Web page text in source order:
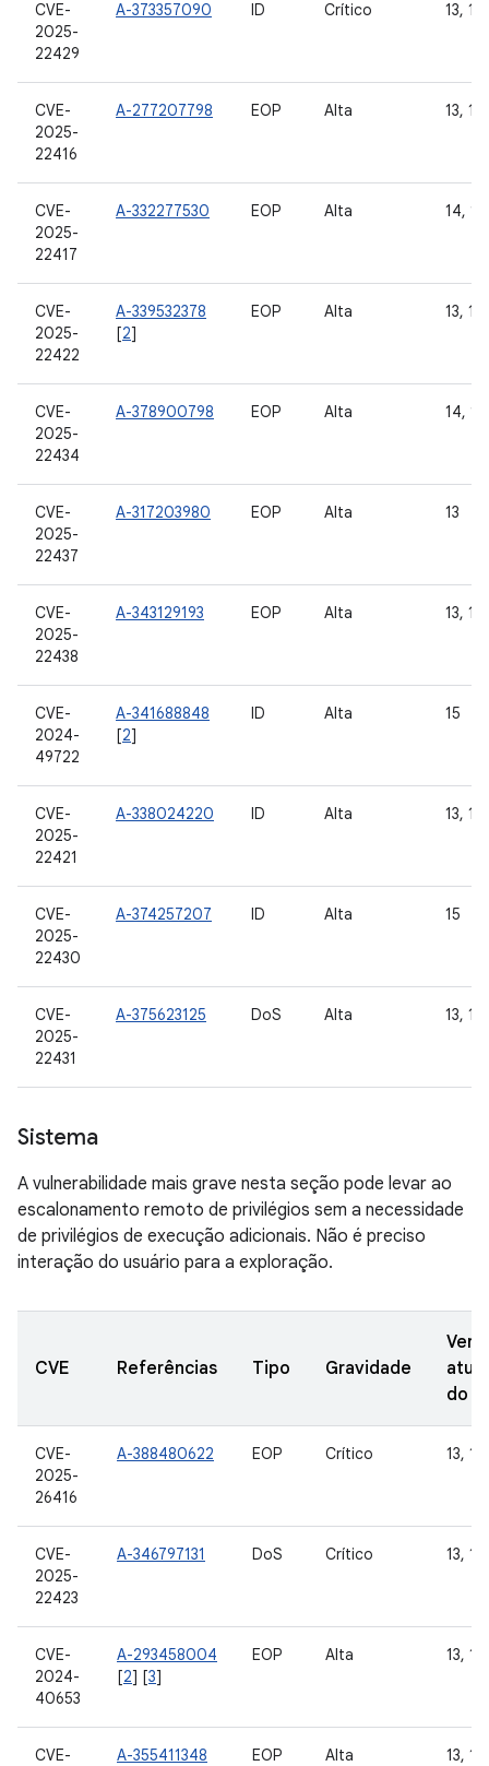
CVE-
2025-
22429
A-373357090 ID Crítico 13,
CVE-
2025-
22416
A-277207798 EOP Alta 13,
CVE-
2025-
22417
A-332277530 EOP Alta 14, 15
CVE-
2025-
22422
A-339532378
[2]
EOP Alta 13,
CVE-
2025-
22434
A-378900798 EOP Alta 14, 15
CVE-
2025-
22437
A-317203980 EOP Alta 13
CVE-
2025-
22438
A-343129193 EOP Alta 13, 14
CVE-
2024-
49722
A-341688848
[2]
ID Alta 15
CVE-
2025-
22421
A-338024220 ID Alta 13,
CVE-
2025-
22430
A-374257207 ID Alta 15
CVE-
2025-
22431
A-375623125 DoS Alta 13,
Sistema
A vulnerabilidade mais grave nesta seção pode levar ao
escalonamento remoto de privilégios sem a necessidade
de privilégios de execução adicionais. Não é preciso
interação do usuário para a exploração.
CVE Referências Tipo Gravidade
do
CVE-
2025-
26416
A-388480622 EOP Crítico 13,
CVE-
2025-
22423
A-346797131 DoS Crítico 13,
CVE-
2024-
40653
A-293458004
[2] [3]
EOP Alta 13,
CVE-
A-355411348 EOP Alta 13,